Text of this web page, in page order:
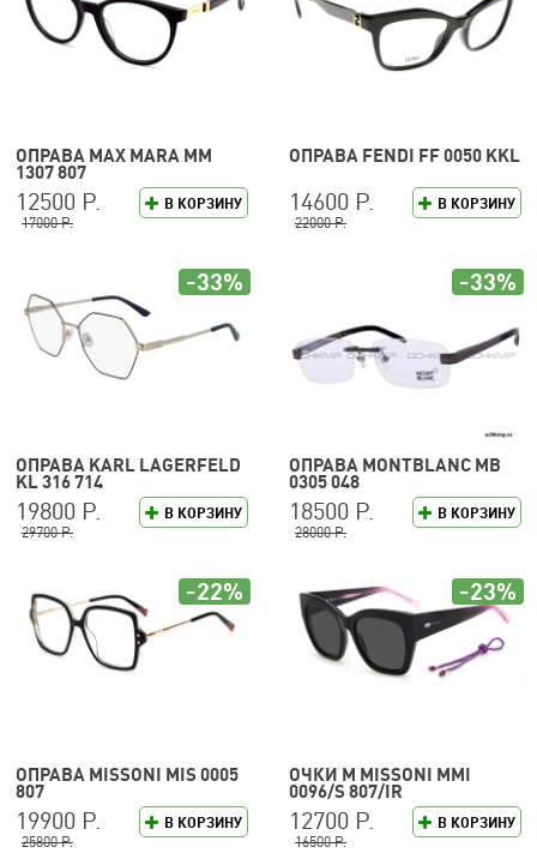
ОПРАВА MAX MARA MM
1307 807
В КОРЗИНУ
12500 Р.
17000 Р.
ОПРАВА FENDI FF 0050 KKL
В КОРЗИНУ
14600 Р.
22000 Р.
ОПРАВА KARL LAGERFELD
KL 316 714
В КОРЗИНУ
19800 Р.
29700 Р.
-33%
ОПРАВА MONTBLANC MB
0305 048
В КОРЗИНУ
18500 Р.
28000 Р.
-33%
ОПРАВА MISSONI MIS 0005
807
В КОРЗИНУ
19900 Р.
25800 Р.
-22%
ОЧКИ M MISSONI MMI
0096/S 807/IR
В КОРЗИНУ
12700 Р.
16500 Р.
-23%